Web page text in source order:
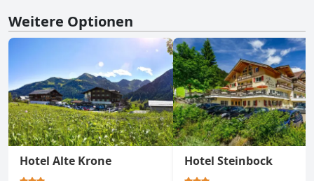
Weitere Optionen
Hotel Alte Krone Hotel Steinbock